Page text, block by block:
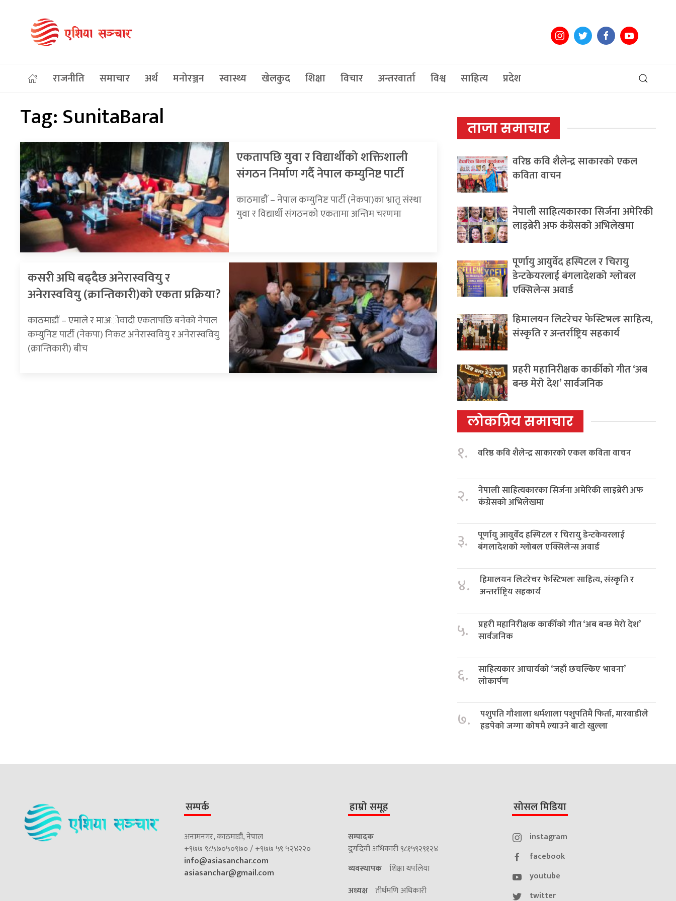
राजनीति समाचार अर्थ मनोरञ्जन स्वास्थ्य खेलकुद शिक्षा विचार अन्तरवार्ता विश्व साहित्य प्रदेश
Tag:SunitaBaral
एकतापछि युवा र विद्यार्थीको शक्तिशाली
संगठन निर्माण गर्दै नेपाल कम्युनिष्ट पार्टी
काठमाडौं – नेपाल कम्युनिष्ट पार्टी (नेकपा)का भ्रातृ संस्था
युवा र विद्यार्थी संगठनको एकतामा अन्तिम चरणमा
कसरी अघि बढ्दैछ अनेरास्ववियु र
अनेरास्ववियु (क्रान्तिकारी)को एकता प्रक्रिया?
काठमाडौं – एमाले र माअोवादी एकतापछि बनेको नेपाल
कम्युनिष्ट पार्टी (नेकपा) निकट अनेरास्ववियु र अनेरास्ववियु
(क्रान्तिकारी) बीच
ताजा समाचार
वरिष्ठ कवि शैलेन्द्र साकारको एकल
कविता वाचन
नेपाली साहित्यकारका सिर्जना अमेरिकी
लाइब्रेरी अफ कंग्रेसको अभिलेखमा
पूर्णायु आयुर्वेद हस्पिटल र चिरायु
डेन्टकेयरलाई बंगलादेशको ग्लोबल
एक्सिलेन्स अवार्ड
हिमालयन लिटरेचर फेस्टिभलः साहित्य,
संस्कृति र अन्तर्राष्ट्रिय सहकार्य
प्रहरी महानिरीक्षक कार्कीको गीत ‘अब
बन्छ मेरो देश’ सार्वजनिक
लोकप्रिय समाचार
१. वरिष्ठ कवि शैलेन्द्र साकारको एकल कविता वाचन
२.
नेपाली साहित्यकारका सिर्जना अमेरिकी लाइब्रेरी अफ
कंग्रेसको अभिलेखमा
३.
पूर्णायु आयुर्वेद हस्पिटल र चिरायु डेन्टकेयरलाई
बंगलादेशको ग्लोबल एक्सिलेन्स अवार्ड
४.
हिमालयन लिटरेचर फेस्टिभलः साहित्य, संस्कृति र
अन्तर्राष्ट्रिय सहकार्य
५.
प्रहरी महानिरीक्षक कार्कीको गीत ‘अब बन्छ मेरो देश’
सार्वजनिक
६.
साहित्यकार आचार्यको ‘जहाँ छचल्किए भावना’
लोकार्पण
७.
पशुपति गौशाला धर्मशाला पशुपतिमै फिर्ता, मारवाडीले
हडपेको जग्गा कोषमै ल्याउने बाटो खुल्ला
सम्पर्क
अनामनगर, काठमाडौं, नेपाल
+९७७ ९८५७०५०९७० / +९७७ ५९ ५२४२२०
info@asiasanchar.com
asiasanchar@gmail.com
हाम्रो समूह
सम्पादक
दुर्गादेवी अधिकारी ९८१५९२९१२४
व्यवस्थापक शिक्षा थपलिया
अध्यक्ष तीर्थमणि अधिकारी
सोसल मिडिया
instagram
facebook
youtube
twitter